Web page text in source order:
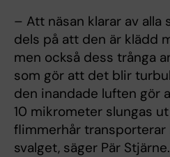
– Att näsan klarar av
dels på att den är klädd
men också dess trånga
som gör att det blir
den inandade luften gör
10 mikrometer slungas
flimmerhår
svalget, säger Pär Stjärne.